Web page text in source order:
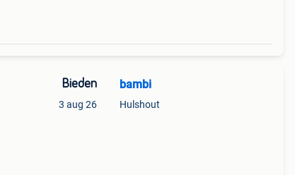
Bieden
3 aug 26
bambi
Hulshout